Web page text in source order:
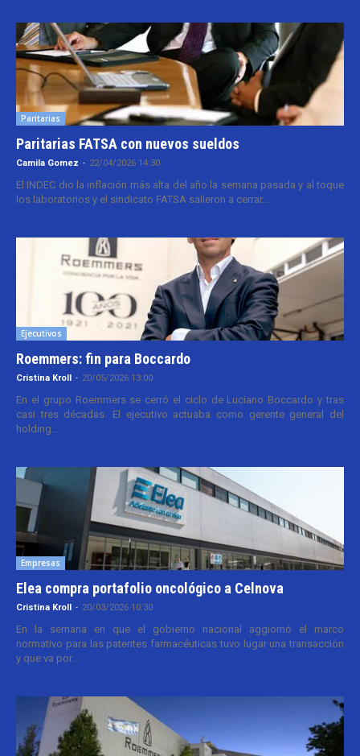
Paritarias
Paritarias FATSA con nuevos sueldos
Camila Gomez - 22/04/2026 14:30
El INDEC dio la inflación más alta del año la semana pasada y al toque
los laboratorios y el sindicato FATSA salieron a cerrar...
Ejecutivos
Roemmers: fin para Boccardo
Cristina Kroll - 20/05/2026 13:00
En el grupo Roemmers se cerró el ciclo de Luciano Boccardo y tras
casi tres décadas. El ejecutivo actuaba como gerente general del
holding...
Empresas
Elea compra portafolio oncológico a Celnova
Cristina Kroll - 20/03/2026 10:30
En la semana en que el gobierno nacional aggiornó el marco
normativo para las patentes farmacéuticas tuvo lugar una transacción
y que va por...